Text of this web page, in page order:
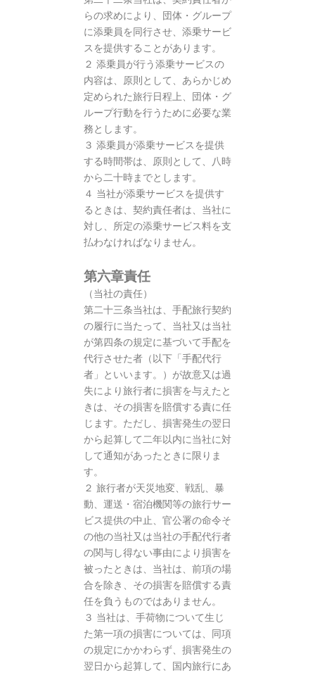
らの求めにより、団体・グループ
に添乗員を同行させ、添乗サービ
スを提供することがあります。
２ 添乗員が行う添乗サービスの
内容は、原則として、あらかじめ
定められた旅行日程上、団体・グ
ループ行動を行うために必要な業
務とします。
３ 添乗員が添乗サービスを提供
する時間帯は、原則として、八時
から二十時までとします。
４ 当社が添乗サービスを提供す
るときは、契約責任者は、当社に
対し、所定の添乗サービス料を支
払わなければなりません。
第六章責任
（当社の責任）
第二十三条当社は、手配旅行契約
の履行に当たって、当社又は当社
が第四条の規定に基づいて手配を
代行させた者（以下「手配代行
者」といいます。）が故意又は過
失により旅行者に損害を与えたと
きは、その損害を賠償する責に任
じます。ただし、損害発生の翌日
から起算して二年以内に当社に対
して通知があったときに限りま
す。
２ 旅行者が天災地変、戦乱、暴
動、運送・宿泊機関等の旅行サー
ビス提供の中止、官公署の命令そ
の他の当社又は当社の手配代行者
の関与し得ない事由により損害を
被ったときは、当社は、前項の場
合を除き、その損害を賠償する責
任を負うものではありません。
３ 当社は、手荷物について生じ
た第一項の損害については、同項
の規定にかかわらず、損害発生の
翌日から起算して、国内旅行にあ